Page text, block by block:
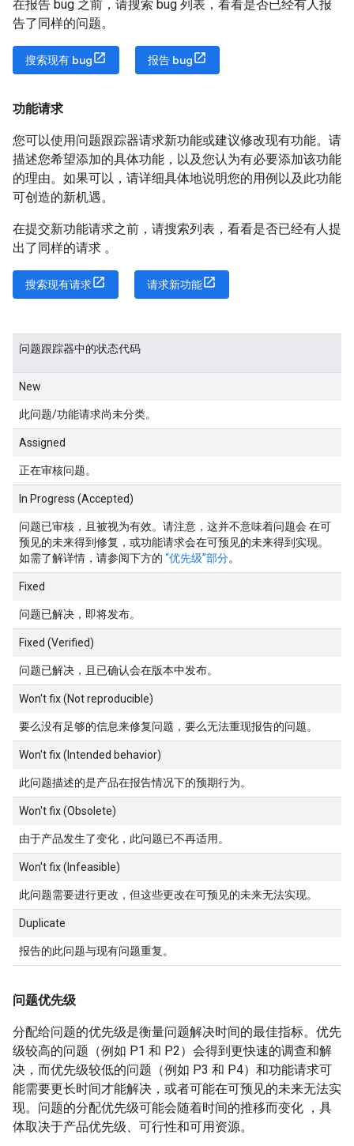
在报告 bug 之前，请搜索 bug 列表，看看是否已经有人报
告了同样的问题。
搜索现有 bug 报告 bug
功能请求
您可以使用问题跟踪器请求新功能或建议修改现有功能。请
描述您希望添加的具体功能，以及您认为有必要添加该功能
的理由。如果可以，请详细具体地说明您的用例以及此功能
可创造的新机遇。
在提交新功能请求之前，请搜索列表，看看是否已经有人提
出了同样的请求 。
搜索现有请求 请求新功能
问题跟踪器中的状态代码
New
此问题/功能请求尚未分类。
Assigned
正在审核问题。
In Progress (Accepted)
问题已审核，且被视为有效。请注意，这并不意味着问题会 在可
预见的未来得到修复，或功能请求会在可预见的未来得到实现。
如需了解详情，请参阅下方的 “优先级”部分。
Fixed
问题已解决，即将发布。
Fixed (Verified)
问题已解决，且已确认会在版本中发布。
Won't fix (Not reproducible)
要么没有足够的信息来修复问题，要么无法重现报告的问题。
Won't fix (Intended behavior)
此问题描述的是产品在报告情况下的预期行为。
Won't fix (Obsolete)
由于产品发生了变化，此问题已不再适用。
Won't fix (Infeasible)
此问题需要进行更改，但这些更改在可预见的未来无法实现。
Duplicate
报告的此问题与现有问题重复。
问题优先级
分配给问题的优先级是衡量问题解决时间的最佳指标。优先
级较高的问题（例如 P1 和 P2）会得到更快速的调查和解
决，而优先级较低的问题（例如 P3 和 P4）和功能请求可
能需要更长时间才能解决，或者可能在可预见的未来无法实
现。问题的分配优先级可能会随着时间的推移而变化 ，具
体取决于产品优先级、可行性和可用资源。